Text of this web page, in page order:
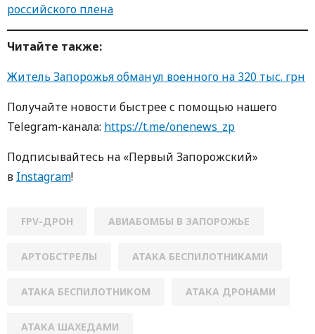
российского плена
Читайте также:
Житель Запорожья обманул военного на 320 тыс. грн
Получайте новости быстрее с помощью нашего
Telegram-канала: https://t.me/onenews_zp
Подписывайтесь на «Первый Запорожский»
в Instagram!
FPV-ДРОН АВИАБОМБЫ В ЗАПОРОЖЬЕ
АРТОБСТРЕЛЫ АТАКА БЕСПИЛОТНИКАМИ
АТАКА БЕСПИЛОТНИКОМ АТАКА ДРОНАМИ
АТАКА ШАХЕДАМИ